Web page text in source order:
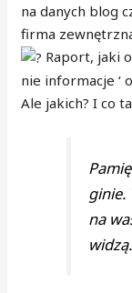
na danych blog
firma
Raport, jaki
nie informacje ‘
Ale jakich? I co
ginie.
na